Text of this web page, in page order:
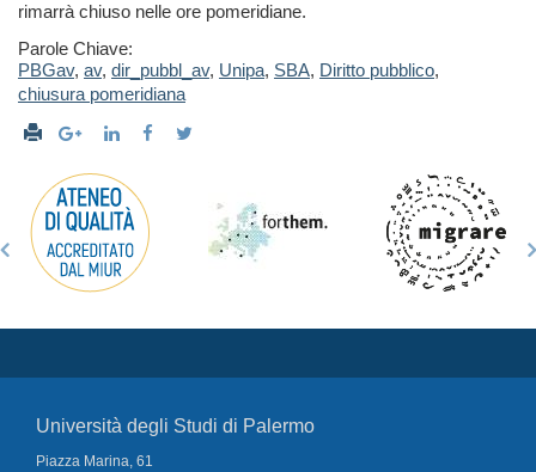
rimarrà chiuso nelle ore pomeridiane.
Parole Chiave:
PBGav, av, dir_pubbl_av, Unipa, SBA, Diritto pubblico,
chiusura pomeridiana
Università degli Studi di Palermo
Piazza Marina, 61